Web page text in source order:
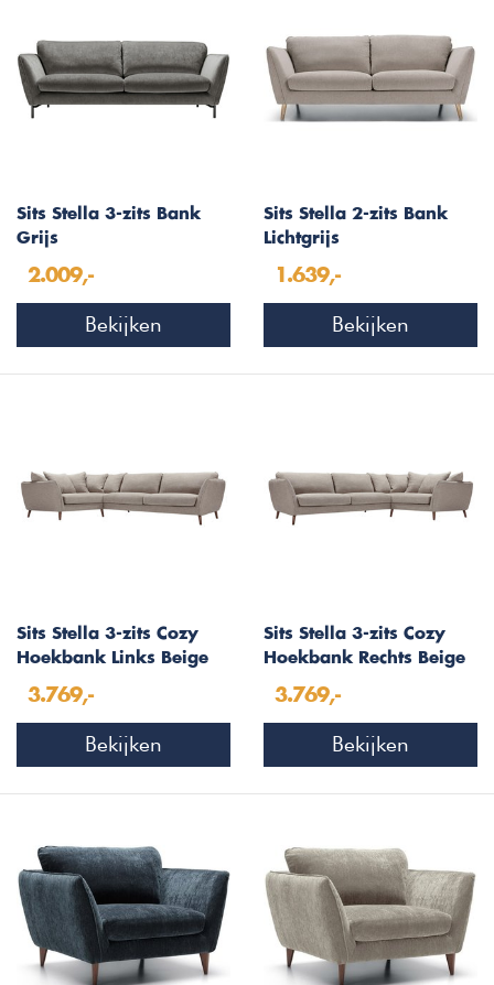
Sits Stella 3-zits Bank
Grijs
2.009,-
Bekijken
Sits Stella 2-zits Bank
Lichtgrijs
1.639,-
Bekijken
Sits Stella 3-zits Cozy
Hoekbank Links Beige
3.769,-
Bekijken
Sits Stella 3-zits Cozy
Hoekbank Rechts Beige
3.769,-
Bekijken